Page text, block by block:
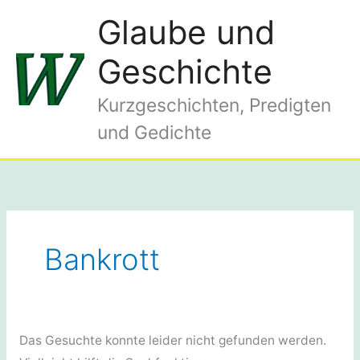
springen
Glaube und
Geschichte
Kurzgeschichten, Predigten
und Gedichte
Bankrott
Das Gesuchte konnte leider nicht gefunden werden.